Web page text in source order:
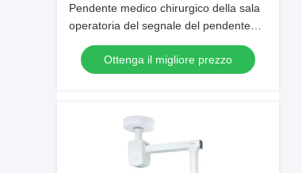
Pendente medico chirurgico della sala
operatoria del segnale del pendente
del soffitto di ICU
Ottenga il migliore prezzo